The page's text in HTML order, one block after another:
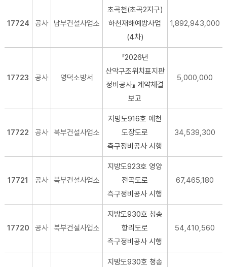
17724 공사 남부건설사업소
초곡천(초곡2지구)
하천재해예방사업
(4차)
1,892,943,000
17723 공사 영덕소방서
『2026년
산악구조위치표지판
정비공사』 계약체결
보고
5,000,000
17722 공사 북부건설사업소
지방도916호 예천
도장도로
측구정비공사 시행
34,539,300
17721 공사 북부건설사업소
지방도923호 영양
전곡도로
측구정비공사 시행
67,465,180
17720 공사 북부건설사업소
지방도930호 청송
항리도로
측구정비공사 시행
54,410,560
지방도930호 청송